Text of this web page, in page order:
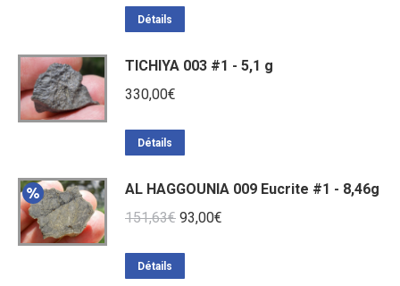
Détails
TICHIYA 003 #1 - 5,1 g
330,00€
Détails
AL HAGGOUNIA 009 Eucrite #1 - 8,46g
151,63€ Le
93,00€
Détails